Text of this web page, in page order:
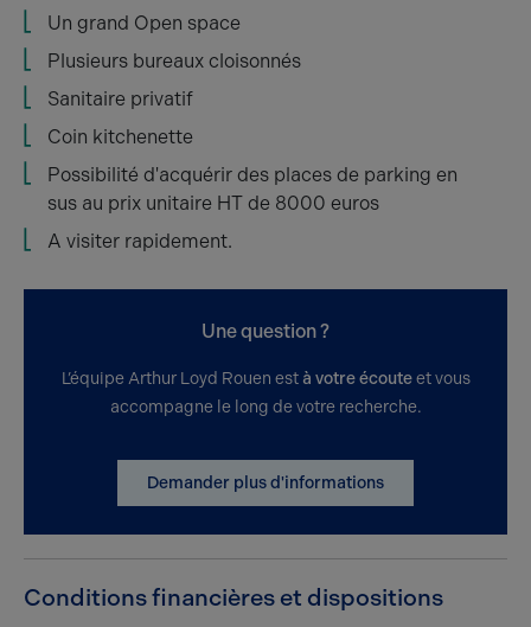
Un grand Open space
Plusieurs bureaux cloisonnés
Sanitaire privatif
Coin kitchenette
Possibilité d'acquérir des places de parking en
sus au prix unitaire HT de 8000 euros
A visiter rapidement.
Une question ?
L’équipe Arthur Loyd Rouen est à votre écouteet vous
accompagne le long de votre recherche.
Demander plus d'informations
Conditions financières et dispositions